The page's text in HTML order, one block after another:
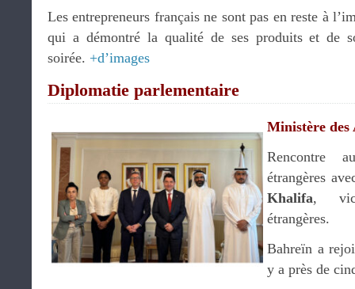
Les entrepreneurs français ne sont pas en reste à
qui a démontré la qualité de ses produits et de
soirée. +d’images
Diplomatie parlementaire
Ministère des
Rencontre
étrangères
Khalifa,
étrangères.
Bahreïn a
y a près de